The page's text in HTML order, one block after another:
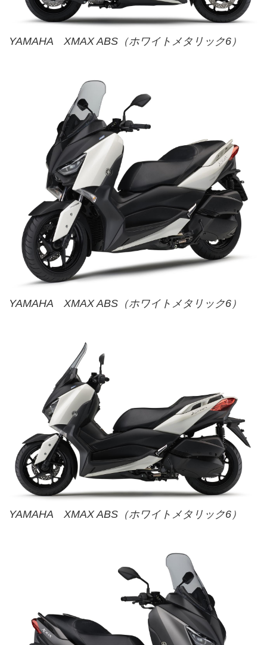
YAMAHA XMAX ABS（ホワイトメタリック6）
YAMAHA XMAX ABS（ホワイトメタリック6）
YAMAHA XMAX ABS（ホワイトメタリック6）